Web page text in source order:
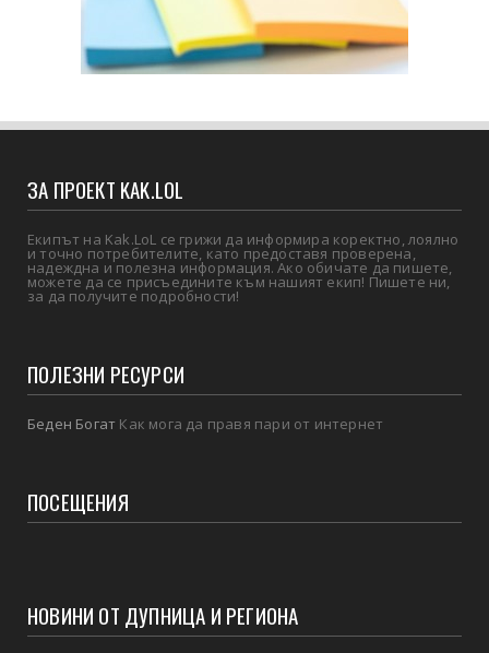
ЗА ПРОЕКТ KAK.LOL
Екипът на Kak.LoL се грижи да информира коректно, лоялно
и точно потребителите, като предоставя проверена,
надеждна и полезна информация. Ако обичате да пишете,
можете да се присъедините към нашият екип! Пишете ни,
за да получите подробности!
ПОЛЕЗНИ РЕСУРСИ
Беден Богат Как мога да правя пари от интернет
ПОСЕЩЕНИЯ
НОВИНИ ОТ ДУПНИЦА И РЕГИОНА